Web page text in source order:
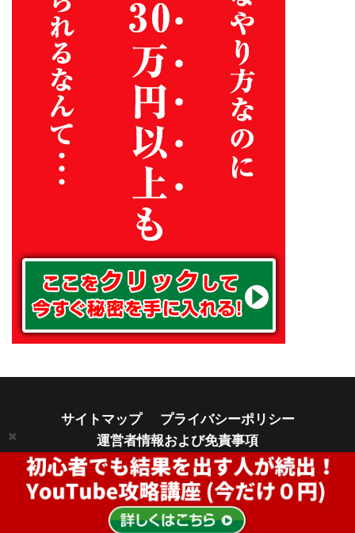
サイトマップ
プライバシーポリシー
運営者情報および免責事項
© Copyright 2026 アフィリエイトでノンストレスな高利益率ビ
ジネスをつくる方法.